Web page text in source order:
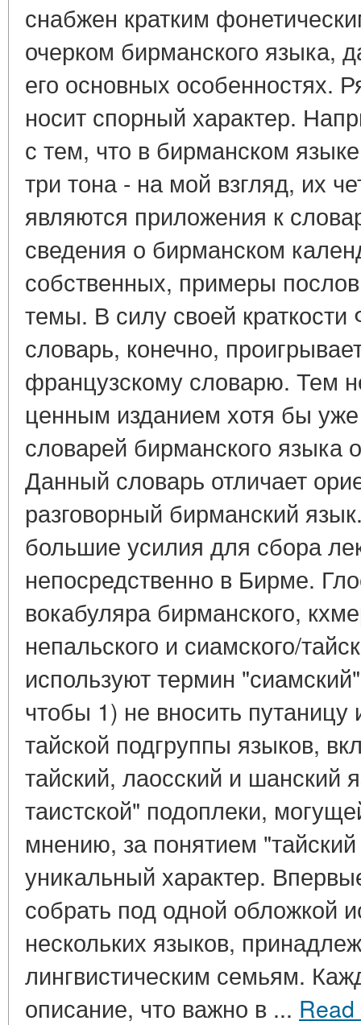
снабжен кратким
очерком бирманского языка,
его основных особенностях.
носит спорный характер.
с тем, что в бирманском
три тона - на мой взгляд, их
являются приложения к
сведения о бирманском
собственных, примеры
темы. В силу своей
словарь, конечно,
французскому словарю. Тем
ценным изданием хотя бы
словарей бирманского языка
Данный словарь отличает
разговорный бирманский
большие усилия для сбора
непосредственно в Бирме.
вокабуляра бирманского,
непальского и сиамского/
используют термин
чтобы 1) не вносить путаницу
тайской подгруппы языков,
тайский, лаосский и шанский
таистской" подоплеки,
мнению, за понятием
уникальный характер.
собрать под одной обложкой
нескольких языков,
лингвистическим семьям.
описание, что важно в ...